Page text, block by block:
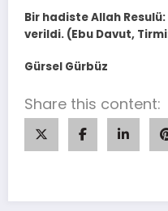
Bir hadiste Allah
verildi. (Ebu Davut,
Gürsel Gürbüz
Share this content: